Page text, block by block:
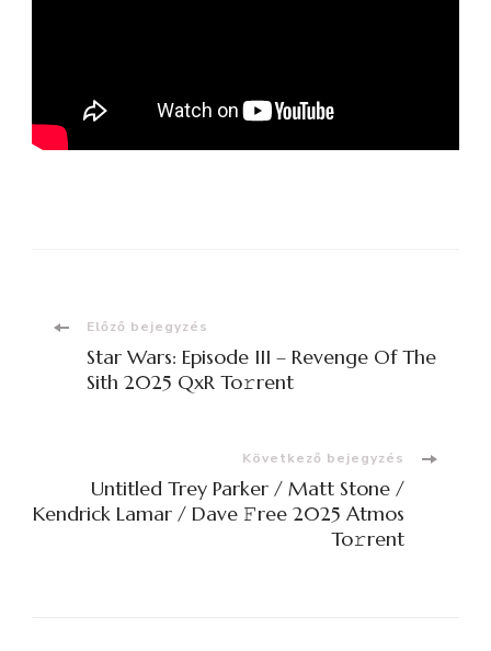
Bejegyzések
navigációja
Előző bejegyzés
Star Wars: Episode III – Revenge Of The
Sith 2025 QxR To𝚛rent
Következő bejegyzés
Untitled Trey Parker / Matt Stone /
Kendrick Lamar / Dave 𝙵ree 2025 Atmos
To𝚛rent